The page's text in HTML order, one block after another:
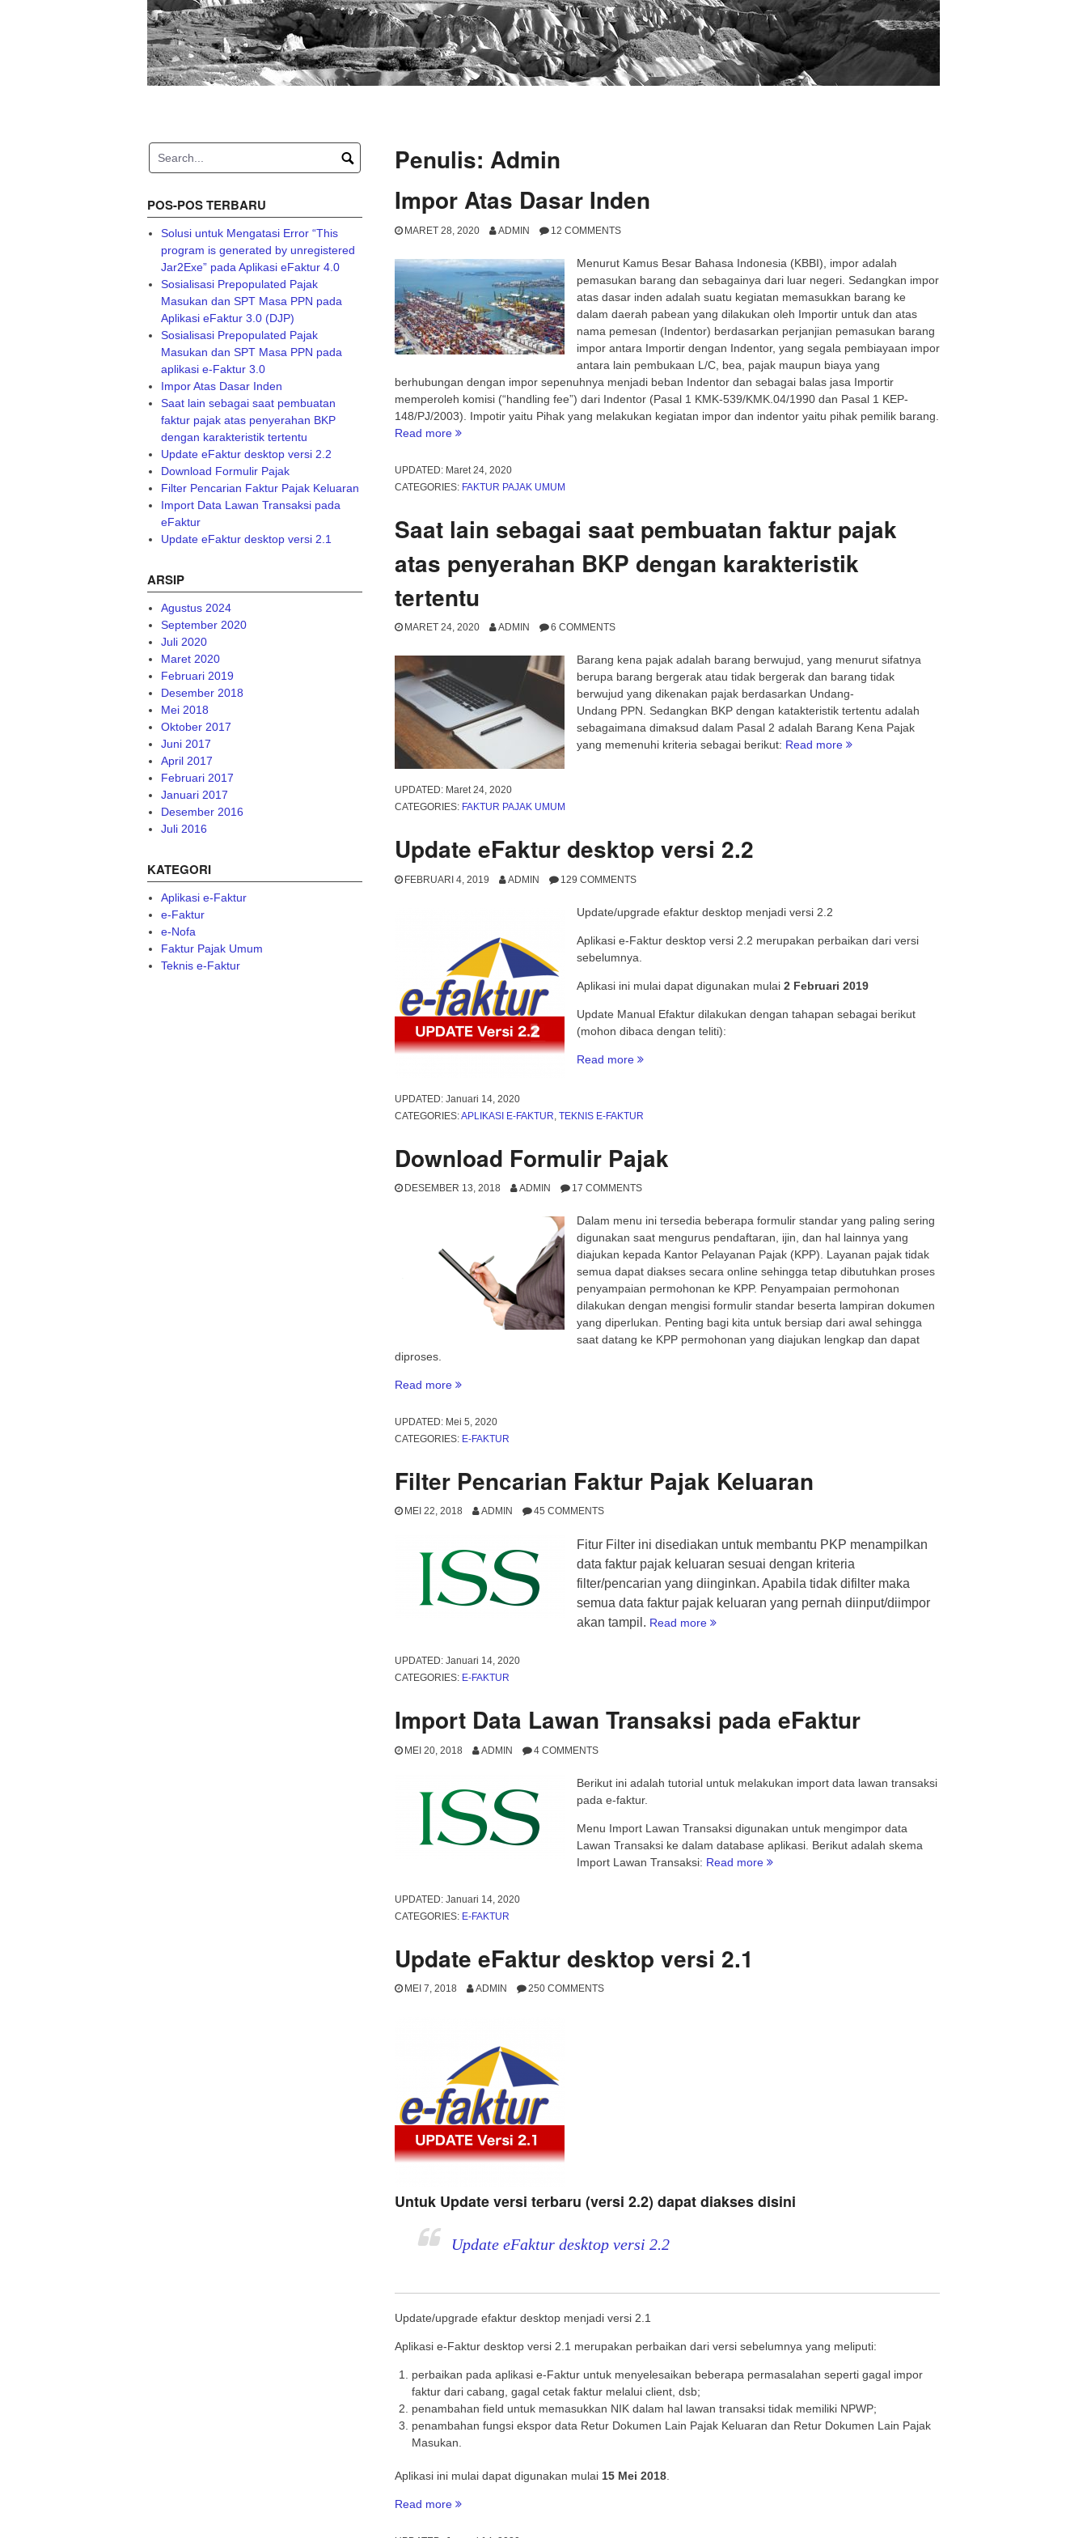
Penulis: Admin
Impor Atas Dasar Inden
MARET 28, 2020 ADMIN 12 COMMENTS
Menurut Kamus Besar Bahasa Indonesia (KBBI), impor adalah
pemasukan barang dan sebagainya dari luar negeri. Sedangkan impor
atas dasar inden adalah suatu kegiatan memasukkan barang ke
dalam daerah pabean yang dilakukan oleh Importir untuk dan atas
nama pemesan (Indentor) berdasarkan perjanjian pemasukan barang
impor antara Importir dengan Indentor, yang segala pembiayaan impor
antara lain pembukaan L/C, bea, pajak maupun biaya yang
berhubungan dengan impor sepenuhnya menjadi beban Indentor dan sebagai balas jasa Importir
memperoleh komisi (“handling fee”) dari Indentor (Pasal 1 KMK-539/KMK.04/1990 dan Pasal 1 KEP-
148/PJ/2003). Impotir yaitu Pihak yang melakukan kegiatan impor dan indentor yaitu pihak pemilik barang.
Read more “Impor
Dasar
Inden”
UPDATED: Maret 24, 2020
CATEGORIES: FAKTUR PAJAK UMUM
Saat lain sebagai saat pembuatan faktur pajak
atas penyerahan BKP dengan karakteristik
tertentu
MARET 24, 2020 ADMIN 6 COMMENTS
Barang kena pajak adalah barang berwujud, yang menurut sifatnya
berupa barang bergerak atau tidak bergerak dan barang tidak
berwujud yang dikenakan pajak berdasarkan Undang-
Undang PPN. Sedangkan BKP dengan katakteristik tertentu adalah
sebagaimana dimaksud dalam Pasal 2 adalah Barang Kena Pajak
yang memenuhi kriteria sebagai berikut: Read more “Saat
tertentu”
UPDATED: Maret 24, 2020
CATEGORIES: FAKTUR PAJAK UMUM
Update eFaktur desktop versi 2.2
FEBRUARI 4, 2019 ADMIN 129 COMMENTS
Update/upgrade efaktur desktop menjadi versi 2.2
Aplikasi e-Faktur desktop versi 2.2 merupakan perbaikan dari versi
sebelumnya.
Aplikasi ini mulai dapat digunakan mulai 2 Februari 2019
Update Manual Efaktur dilakukan dengan tahapan sebagai berikut
(mohon dibaca dengan teliti):
Read more “Update
versi
UPDATED: Januari 14, 2020
CATEGORIES:APLIKASI E-FAKTUR TEKNIS E-FAKTUR
Download Formulir Pajak
DESEMBER 13, 2018 ADMIN 17 COMMENTS
Dalam menu ini tersedia beberapa formulir standar yang paling sering
digunakan saat mengurus pendaftaran, ijin, dan hal lainnya yang
diajukan kepada Kantor Pelayanan Pajak (KPP). Layanan pajak tidak
semua dapat diakses secara online sehingga tetap dibutuhkan proses
penyampaian permohonan ke KPP. Penyampaian permohonan
dilakukan dengan mengisi formulir standar beserta lampiran dokumen
yang diperlukan. Penting bagi kita untuk bersiap dari awal sehingga
saat datang ke KPP permohonan yang diajukan lengkap dan dapat
diproses.
Read more “Download
Pajak”
UPDATED: Mei 5, 2020
CATEGORIES: E-FAKTUR
Filter Pencarian Faktur Pajak Keluaran
MEI 22, 2018 ADMIN 45 COMMENTS
Fitur Filter ini disediakan untuk membantu PKP menampilkan
data faktur pajak keluaran sesuai dengan kriteria
filter/pencarian yang diinginkan. Apabila tidak difilter maka
semua data faktur pajak keluaran yang pernah diinput/diimpor
akan tampil. Read more “Filter
UPDATED: Januari 14, 2020
CATEGORIES: E-FAKTUR
Import Data Lawan Transaksi pada eFaktur
MEI 20, 2018 ADMIN 4 COMMENTS
Berikut ini adalah tutorial untuk melakukan import data lawan transaksi
pada e-faktur.
Menu Import Lawan Transaksi digunakan untuk mengimpor data
Lawan Transaksi ke dalam database aplikasi. Berikut adalah skema
Import Lawan Transaksi: Read more “Import
UPDATED: Januari 14, 2020
CATEGORIES: E-FAKTUR
Update eFaktur desktop versi 2.1
MEI 7, 2018 ADMIN 250 COMMENTS
Untuk Update versi terbaru (versi 2.2) dapat diakses disini
Update eFaktur desktop versi 2.2
Update/upgrade efaktur desktop menjadi versi 2.1
Aplikasi e-Faktur desktop versi 2.1 merupakan perbaikan dari versi sebelumnya yang meliputi:
perbaikan pada aplikasi e-Faktur untuk menyelesaikan beberapa permasalahan seperti gagal impor
faktur dari cabang, gagal cetak faktur melalui client, dsb;
penambahan field untuk memasukkan NIK dalam hal lawan transaksi tidak memiliki NPWP;
penambahan fungsi ekspor data Retur Dokumen Lain Pajak Keluaran dan Retur Dokumen Lain Pajak
Masukan.
Aplikasi ini mulai dapat digunakan mulai 15 Mei 2018
Read more “Update
POS-POS TERBARU
Solusi untuk Mengatasi Error “This
program is generated by unregistered
Jar2Exe” pada Aplikasi eFaktur 4.0
Sosialisasi Prepopulated Pajak
Masukan dan SPT Masa PPN pada
Aplikasi eFaktur 3.0 (DJP)
Sosialisasi Prepopulated Pajak
Masukan dan SPT Masa PPN pada
aplikasi e-Faktur 3.0
Impor Atas Dasar Inden
Saat lain sebagai saat pembuatan
faktur pajak atas penyerahan BKP
dengan karakteristik tertentu
Update eFaktur desktop versi 2.2
Download Formulir Pajak
Filter Pencarian Faktur Pajak Keluaran
Import Data Lawan Transaksi pada
eFaktur
Update eFaktur desktop versi 2.1
ARSIP
Agustus 2024
September 2020
Juli 2020
Maret 2020
Februari 2019
Desember 2018
Mei 2018
Oktober 2017
Juni 2017
April 2017
Februari 2017
Januari 2017
Desember 2016
Juli 2016
KATEGORI
Aplikasi e-Faktur
e-Faktur
e-Nofa
Faktur Pajak Umum
Teknis e-Faktur